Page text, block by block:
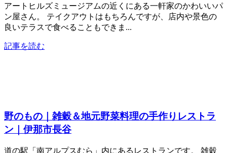
アートヒルズミュージアムの近くにある一軒家のかわいいパ
ン屋さん。 テイクアウトはもちろんですが、店内や景色の
良いテラスで食べることもできま...
記事を読む
野のもの｜雑穀＆地元野菜料理の手作りレストラ
ン｜伊那市長谷
道の駅「南アルプスむら」内にあるレストランです。 雑穀